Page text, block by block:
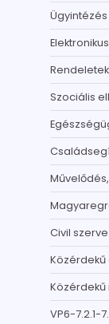
Ügyintézés
Rendeletek
Szociális
Civil
VP6-7.2.1-